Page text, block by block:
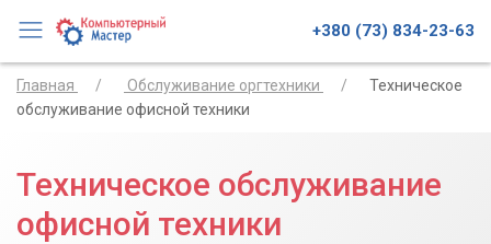
+380 (73) 834-23-63
Главная Обслуживание оргтехники
Техническое
обслуживание офисной техники
Техническое обслуживание
офисной техники